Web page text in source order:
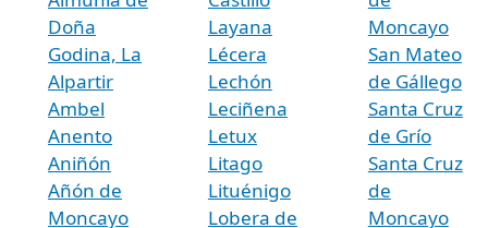
Doña
Godina, La
Alpartir
Ambel
Anento
Aniñón
Añón de
Moncayo
Layana
Lécera
Lechón
Leciñena
Letux
Litago
Lituénigo
Lobera de
Moncayo
San Mateo
de Gállego
Santa Cruz
de Grío
Santa Cruz
de
Moncayo